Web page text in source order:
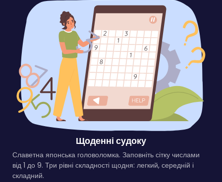
Щоденні судоку
Славетна японська головоломка. Заповніть сітку числами
від 1 до 9. Три рівні складності щодня: легкий, середній і
складний.